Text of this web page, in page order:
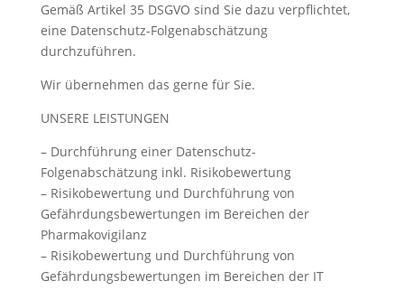
Gemäß Artikel 35 DSGVO sind Sie dazu verpflichtet,
eine Datenschutz-Folgenabschätzung
durchzuführen.
Wir übernehmen das gerne für Sie.
UNSERE LEISTUNGEN
– Durchführung einer Datenschutz-
Folgenabschätzung inkl. Risikobewertung
– Risikobewertung und Durchführung von
Gefährdungsbewertungen im Bereichen der
Pharmakovigilanz
– Risikobewertung und Durchführung von
Gefährdungsbewertungen im Bereichen der IT